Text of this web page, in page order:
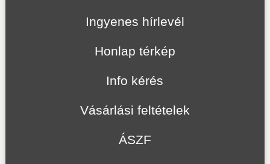
Ingyenes hírlevél
Honlap térkép
Info kérés
Vásárlási feltételek
ÁSZF